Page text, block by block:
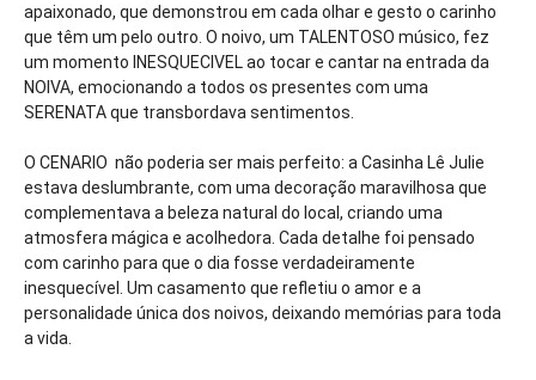
apaixonado, que demonstrou em cada olhar e gesto o carinho
que têm um pelo outro. O noivo, um TALENTOSO músico, fez
um momento INESQUECIVEL ao tocar e cantar na entrada da
NOIVA, emocionando a todos os presentes com uma
SERENATA que transbordava sentimentos.
O CENARIO não poderia ser mais perfeito: a Casinha Lê Julie
estava deslumbrante, com uma decoração maravilhosa que
complementava a beleza natural do local, criando uma
atmosfera mágica e acolhedora. Cada detalhe foi pensado
com carinho para que o dia fosse verdadeiramente
inesquecível. Um casamento que refletiu o amor e a
personalidade única dos noivos, deixando memórias para toda
a vida.